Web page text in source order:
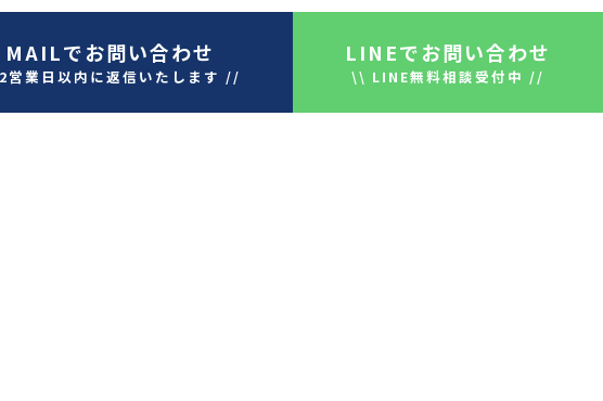
MAILでお問い合わせ
業日以内に返信いたします //
LINEでお問い合わせ
\\ LINE無料相談受付中 //